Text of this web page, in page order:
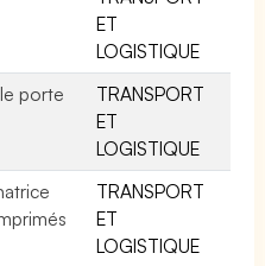
ET
LOGISTIQUE
porte
TRANSPORT
ET
LOGISTIQUE
TRANSPORT
ET
LOGISTIQUE